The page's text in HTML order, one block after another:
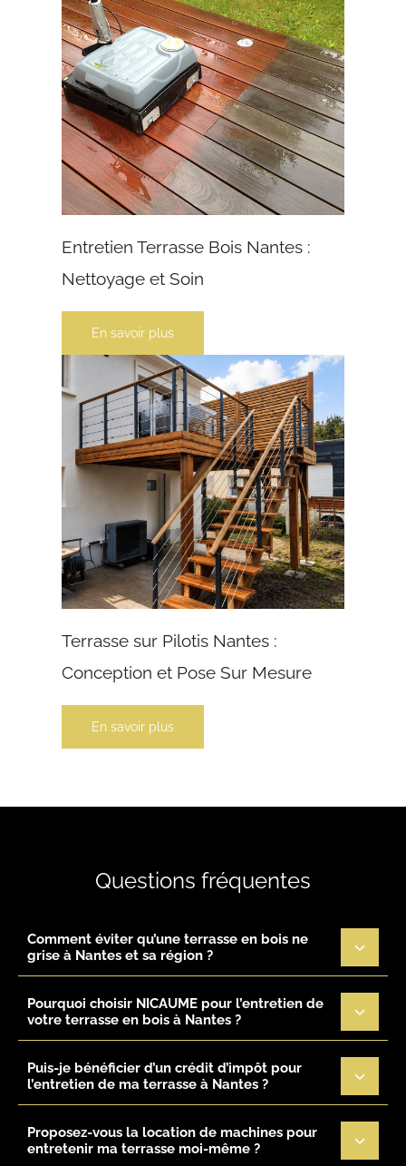
Entretien Terrasse Bois Nantes :
Nettoyage et Soin
En savoir plus
Terrasse sur Pilotis Nantes :
Conception et Pose Sur Mesure
En savoir plus
Questions fréquentes
Comment éviter qu’une terrasse en bois ne
grise à Nantes et sa région ?
Pourquoi choisir NICAUME pour l’entretien de
votre terrasse en bois à Nantes ?
Puis-je bénéficier d’un crédit d’impôt pour
l’entretien de ma terrasse à Nantes ?
Proposez-vous la location de machines pour
entretenir ma terrasse moi-même ?